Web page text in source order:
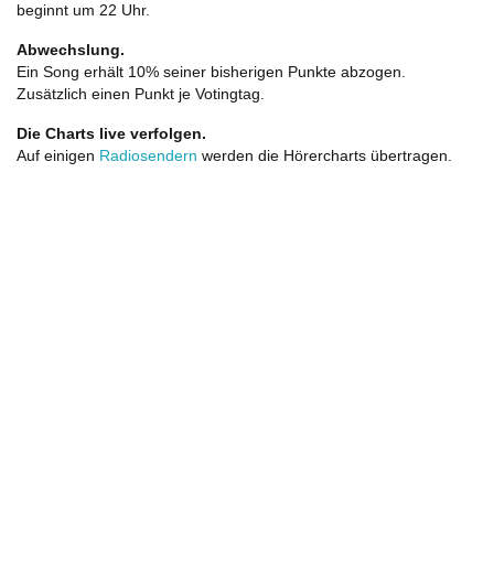
beginnt um 22 Uhr.
Abwechslung.
Ein Song erhält 10% seiner bisherigen Punkte abzogen.
Zusätzlich einen Punkt je Votingtag.
Die Charts live verfolgen.
Auf einigen Radiosendern werden die Hörercharts übertragen.